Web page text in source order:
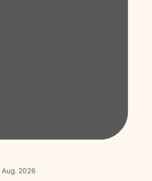
Aug. 2026